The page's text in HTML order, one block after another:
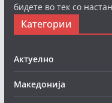
бидете во тек со
Категории
Актуелно
Македонија